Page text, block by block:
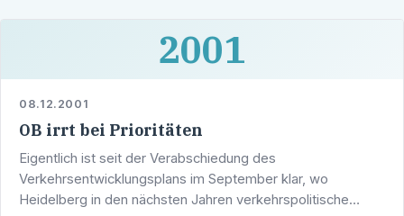
2001
08.12.2001
OB irrt bei Prioritäten
Eigentlich ist seit der Verabschiedung des
Verkehrsentwicklungsplans im September klar, wo
Heidelberg in den nächsten Jahren verkehrspolitische